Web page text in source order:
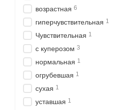
возрастная 6
гиперчувствительная 1
Чувствительная 1
с куперозом 3
нормальная 1
огрубевшая 1
сухая 1
уставшая 1